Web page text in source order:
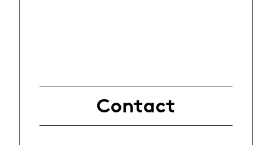
Contact